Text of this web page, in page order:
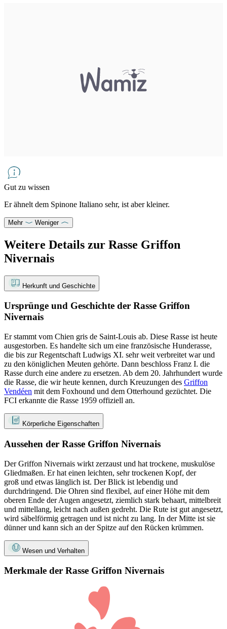
Gut zu wissen
Er ähnelt dem Spinone Italiano sehr, ist aber kleiner.
Mehr Weniger
Weitere Details zur Rasse Griffon
Nivernais
Herkunft und Geschichte
Ursprünge und Geschichte der Rasse Griffon
Nivernais
Er stammt vom Chien gris de Saint-Louis ab. Diese Rasse ist heute
ausgestorben. Es handelte sich um eine französische Hunderasse,
die bis zur Regentschaft Ludwigs XI. sehr weit verbreitet war und
zu den königlichen Meuten gehörte. Dann beschloss Franz I. die
Rasse durch eine andere zu ersetzen. Ab dem 20. Jahrhundert wurde
die Rasse, die wir heute kennen, durch Kreuzungen des Griffon
Vendéen mit dem Foxhound und dem Otterhound gezüchtet. Die
FCI erkannte die Rasse 1959 offiziell an.
Körperliche Eigenschaften
Aussehen der Rasse Griffon Nivernais
Der Griffon Nivernais wirkt zerzaust und hat trockene, muskulöse
Gliedmaßen. Er hat einen leichten, sehr trockenen Kopf, der
groß und etwas länglich ist. Der Blick ist lebendig und
durchdringend. Die Ohren sind flexibel, auf einer Höhe mit dem
oberen Ende der Augen angesetzt, ziemlich stark behaart, mittelbreit
und mittellang, leicht nach außen gedreht. Die Rute ist gut angesetzt,
wird säbelförmig getragen und ist nicht zu lang. In der Mitte ist sie
dünner und kann sich an der Spitze auf den Rücken krümmen.
Wesen und Verhalten
Merkmale der Rasse Griffon Nivernais